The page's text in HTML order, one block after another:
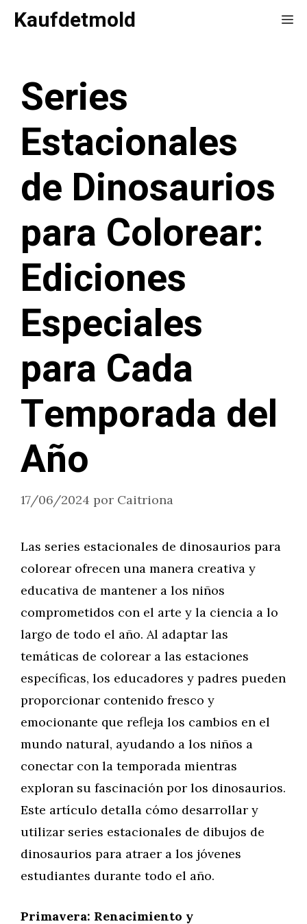
SaltarKaufdetmold
Series
Estacionales
de Dinosaurios
para Colorear:
Ediciones
Especiales
para Cada
Temporada del
Año
17/06/2024 por Caitriona
Las series estacionales de dinosaurios para
colorear ofrecen una manera creativa y
educativa de mantener a los niños
comprometidos con el arte y la ciencia a lo
largo de todo el año. Al adaptar las
temáticas de colorear a las estaciones
específicas, los educadores y padres pueden
proporcionar contenido fresco y
emocionante que refleja los cambios en el
mundo natural, ayudando a los niños a
conectar con la temporada mientras
exploran su fascinación por los dinosaurios.
Este artículo detalla cómo desarrollar y
utilizar series estacionales de dibujos de
dinosaurios para atraer a los jóvenes
estudiantes durante todo el año.
Primavera: Renacimiento y